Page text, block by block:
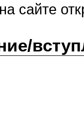
сайте